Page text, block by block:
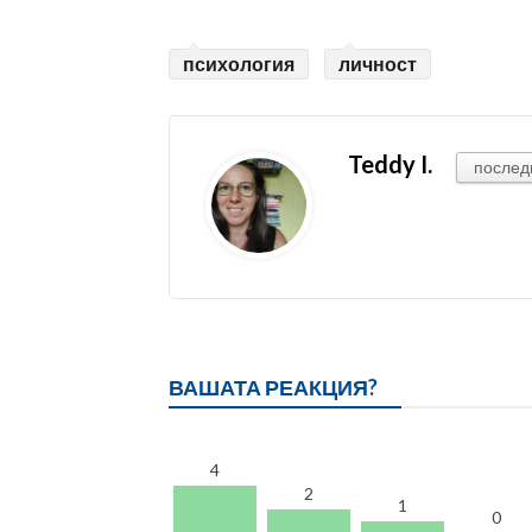
психология личност
Teddy I.
ВАШАТА РЕАКЦИЯ?
4
2
1
0